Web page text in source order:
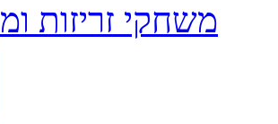
משחקי זריזות